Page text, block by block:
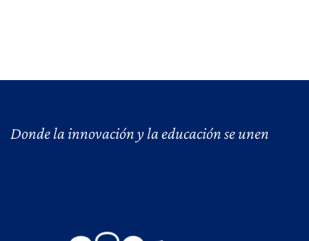
Donde la innovación y la educación se unen